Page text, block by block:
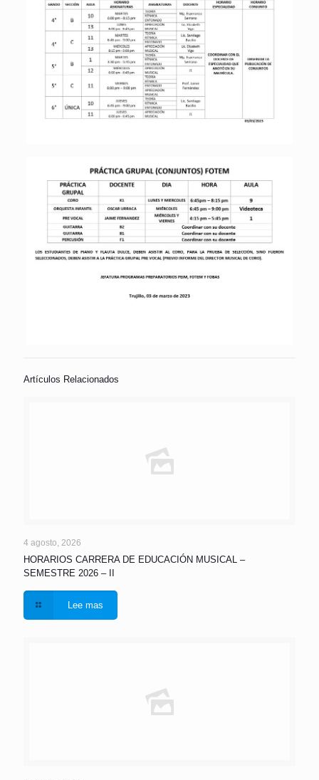
Artículos Relacionados
4 agosto, 2026
HORARIOS CARRERA DE EDUCACIÓN MUSICAL –
SEMESTRE 2026 – II
Lee mas